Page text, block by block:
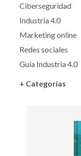
Ciberseguridad
Industria 4.0
Marketing online
Redes sociales
Guía Industria 4.0
+ Categorías